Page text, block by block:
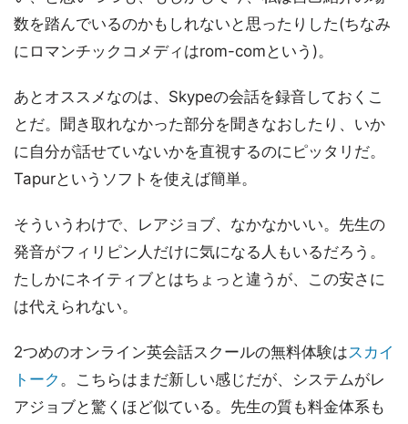
数を踏んでいるのかもしれないと思ったりした(ちなみ
にロマンチックコメディはrom-comという)。
あとオススメなのは、Skypeの会話を録音しておくこ
とだ。聞き取れなかった部分を聞きなおしたり、いか
に自分が話せていないかを直視するのにピッタリだ。
Tapurというソフトを使えば簡単。
そういうわけで、レアジョブ、なかなかいい。先生の
発音がフィリピン人だけに気になる人もいるだろう。
たしかにネイティブとはちょっと違うが、この安さに
は代えられない。
2つめのオンライン英会話スクールの無料体験はスカイ
トーク 。こちらはまだ新しい感じだが、システムがレ
アジョブと驚くほど似ている。先生の質も料金体系も